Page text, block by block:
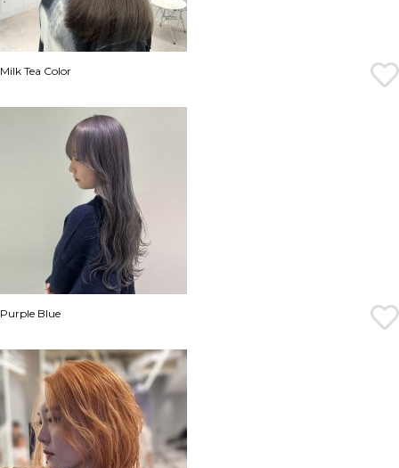
Milk Tea Color
Purple Blue